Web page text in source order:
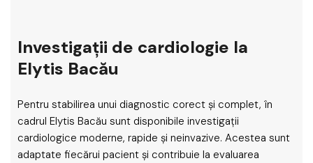
Investigații de cardiologie la
Elytis Bacău
Pentru stabilirea unui diagnostic corect și complet, în
cadrul Elytis Bacău sunt disponibile investigații
cardiologice moderne, rapide și neinvazive. Acestea sunt
adaptate fiecărui pacient și contribuie la evaluarea